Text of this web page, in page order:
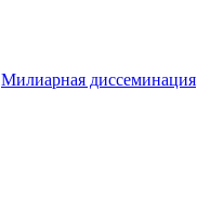
Милиарная диссеминация